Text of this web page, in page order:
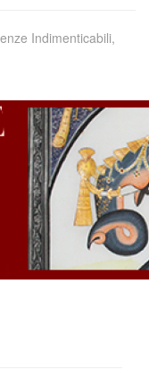
Indimenticabili,